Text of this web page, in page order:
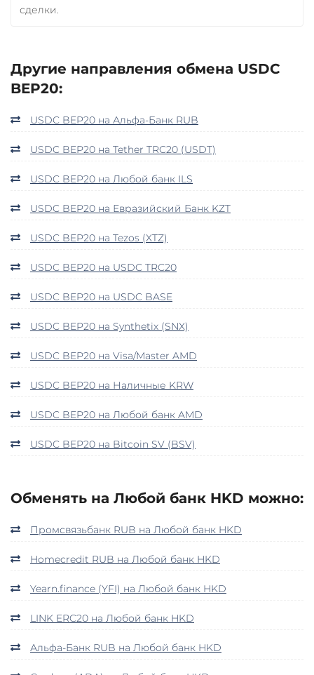
сделки.
Другие направления обмена USDC
BEP20:
USDC BEP20 на Альфа-Банк RUB
USDC BEP20 на Tether TRC20 (USDT)
USDC BEP20 на Любой банк ILS
USDC BEP20 на Евразийский Банк KZT
USDC BEP20 на Tezos (XTZ)
USDC BEP20 на USDC TRC20
USDC BEP20 на USDC BASE
USDC BEP20 на Synthetix (SNX)
USDC BEP20 на Visa/Master AMD
USDC BEP20 на Наличные KRW
USDC BEP20 на Любой банк AMD
USDC BEP20 на Bitcoin SV (BSV)
Обменять на Любой банк HKD можно:
Промсвязьбанк RUB на Любой банк HKD
Homecredit RUB на Любой банк HKD
Yearn.finance (YFI) на Любой банк HKD
LINK ERC20 на Любой банк HKD
Альфа-Банк RUB на Любой банк HKD